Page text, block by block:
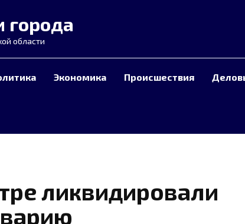
города
области
Экономика Происшествия
ликвидировали